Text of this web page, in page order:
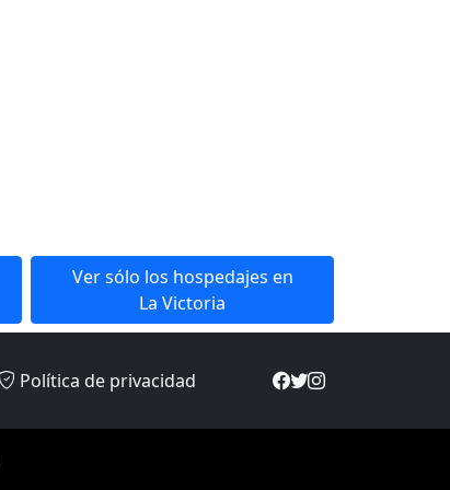
Ver sólo los hospedajes en
La Victoria
Política de privacidad